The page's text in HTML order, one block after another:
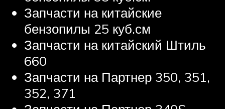
Запчасти на китайские
бензопилы 25 куб.см
Запчасти на китайский Штиль
660
Запчасти на Партнер 350, 351,
352, 371